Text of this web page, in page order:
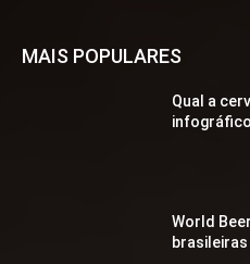
MAIS POPULARES
Qual a
World